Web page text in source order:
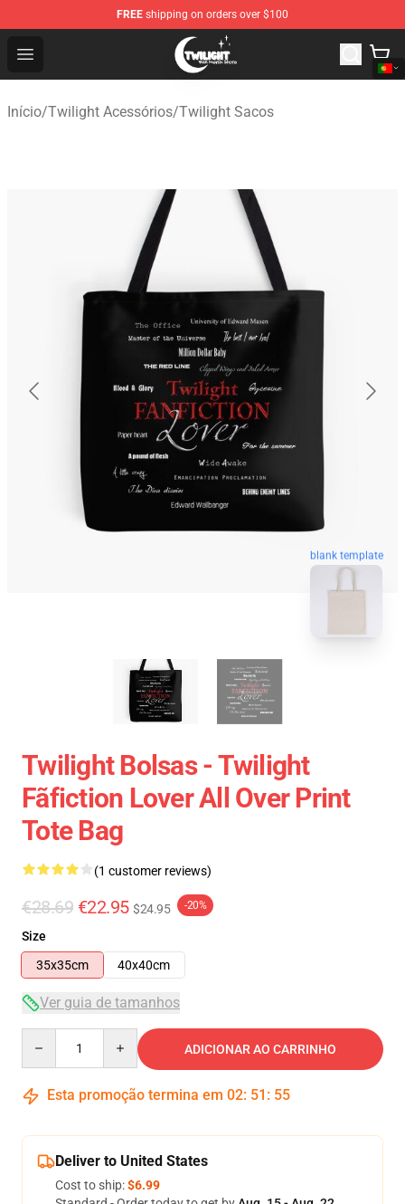
FREE shipping on orders over $100
Open menu
Twilight Store - Official Twilight Merchandise Shop
Início/Twilight Acessórios/Twilight Sacos
blank template
Twilight Bolsas - Twilight
Fãfiction Lover All Over Print
Tote Bag
(1 customer reviews)
€28.69 €22.95 $24.95 -20%
Size
35x35cm
40x40cm
Ver guia de tamanhos
ADICIONAR AO CARRINHO
Esta promoção termina em 02: 51 : 54
Deliver to United States
Cost to ship:$6.99